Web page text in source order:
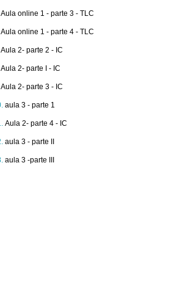
Aula online 1 - parte 3 - TLC
Aula online 1 - parte 4 - TLC
Aula 2- parte 2 - IC
Aula 2- parte I - IC
Aula 2- parte 3 - IC
aula 3 - parte 1
Aula 2- parte 4 - IC
aula 3 - parte II
aula 3 -parte III